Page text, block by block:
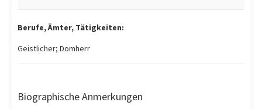
Berufe, Ämter, Tätigkeiten:
Geistlicher; Domherr
Biographische Anmerkungen